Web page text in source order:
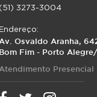
(51) 3273-3004
Endereço:
Av. Osvaldo Aranha,
Bom Fim - Porto Alegre/
Atendimento Presencial